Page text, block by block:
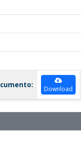
Download